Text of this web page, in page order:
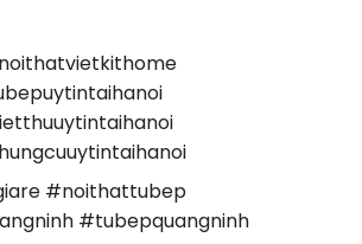
#noithattubep
#tubepquangninh